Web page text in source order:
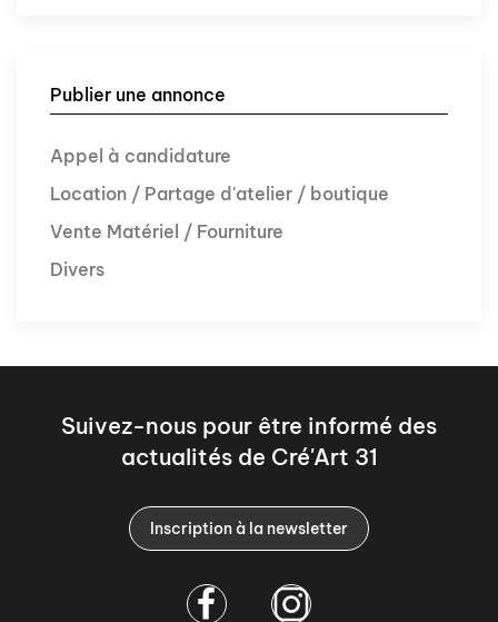
Publier une annonce
Appel à candidature
Location / Partage d'atelier / boutique
Vente Matériel / Fourniture
Divers
Suivez-nous pour être informé des
actualités de Cré'Art 31
Inscription à la newsletter